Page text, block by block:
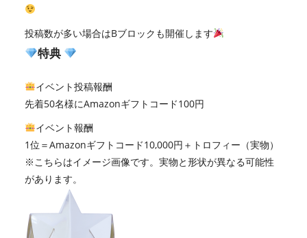
投稿数が多い場合はBブロックも開催します
特典
イベント投稿報酬
先着50名様にAmazonギフトコード100円
イベント報酬
1位＝Amazonギフトコード10,000円＋トロフィー（実物）
※こちらはイメージ画像です。実物と形状が異なる可能性
があります。